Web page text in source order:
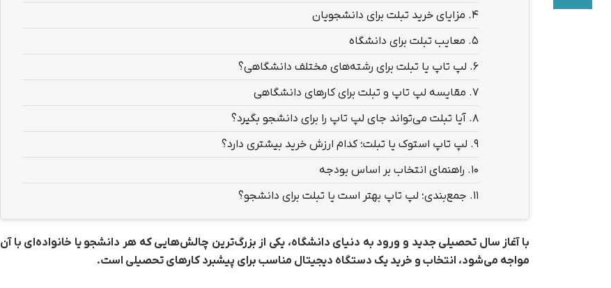
4. مزایای خرید تبلت برای دانشجویان
5. معایب تبلت برای دانشگاه
6. لپ تاپ یا تبلت برای رشته‌های مختلف دانشگاهی؟
7. مقایسه لپ تاپ و تبلت برای کارهای دانشگاهی
8. آیا تبلت می‌تواند جای لپ تاپ را برای دانشجو بگیرد؟
9. لپ تاپ استوک یا تبلت؛ کدام ارزش خرید بیشتری دارد؟
10. راهنمای انتخاب بر اساس بودجه
11. جمع‌بندی؛ لپ تاپ بهتر است یا تبلت برای دانشجو؟
با آغاز سال تحصیلی جدید و ورود به دنیای دانشگاه، یکی از بزرگ‌ترین چالش‌هایی که هر دانشجو یا خانواده‌ای با آن
مواجه می‌شود، انتخاب و خرید یک دستگاه دیجیتال مناسب برای پیشبرد کارهای تحصیلی است.